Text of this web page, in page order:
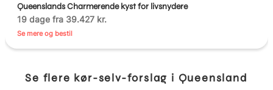
Queenslands Charmerende kyst for livsnydere
19 dage fra 39.427 kr.
Se mere og bestil
Se flere kør-selv-forslag i Queensland